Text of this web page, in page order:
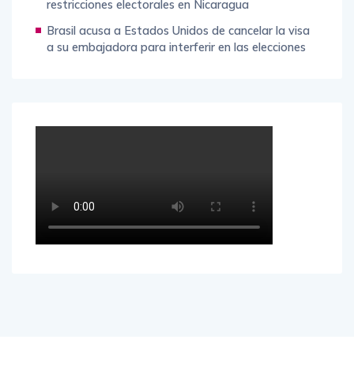
restricciones electorales en Nicaragua
Brasil acusa a Estados Unidos de cancelar la visa
a su embajadora para interferir en las elecciones